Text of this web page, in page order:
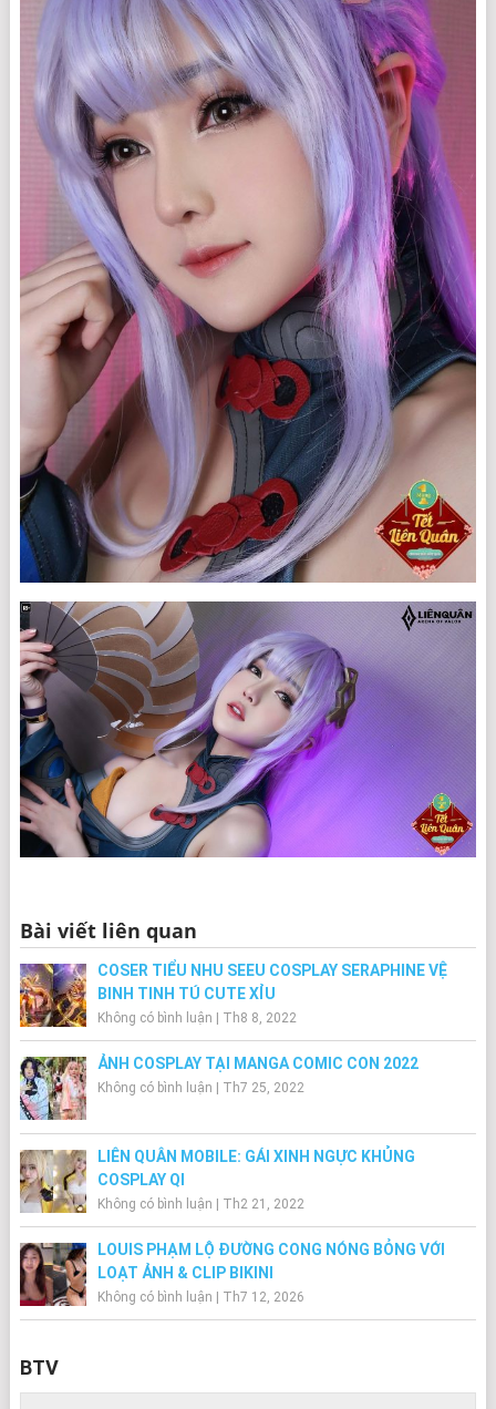
Bài viết liên quan
COSER TIỂU NHU SEEU COSPLAY SERAPHINE VỆ
BINH TINH TÚ CUTE XỈU
Không có bình luận Th8 8, 2022
ẢNH COSPLAY TẠI MANGA COMIC CON 2022
Không có bình luận Th7 25, 2022
LIÊN QUÂN MOBILE: GÁI XINH NGỰC KHỦNG
COSPLAY QI
Không có bình luận Th2 21, 2022
LOUIS PHẠM LỘ ĐƯỜNG CONG NÓNG BỎNG VỚI
LOẠT ẢNH & CLIP BIKINI
Không có bình luận Th7 12, 2026
BTV